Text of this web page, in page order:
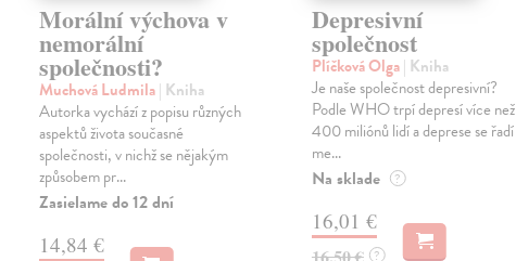
Morální výchova v
nemorální
společnosti?
Muchová Ludmila| Kniha
Autorka vychází z popisu různých
aspektů života současné
společnosti, v nichž se nějakým
způsobem pr...
Zasielame do 12 dní
14,84 €
Depresivní
společnost
Plíčková Olga| Kniha
Je naše společnost depresivní?
Podle WHO trpí depresí více než
400 miliónů lidí a deprese se řadí
me...
Na sklade ?
16,01 €
?